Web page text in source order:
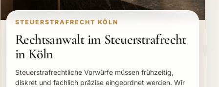
STEUERSTRAFRECHT KÖLN
Rechtsanwalt im Steuerstrafrecht
in Köln
Steuerstrafrechtliche Vorwürfe müssen frühzeitig,
diskret und fachlich präzise eingeordnet werden. Wir